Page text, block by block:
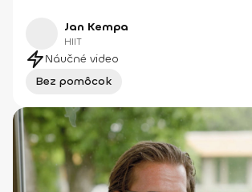
Jan Kempa
HIIT
Náučné video
Bez pomôcok